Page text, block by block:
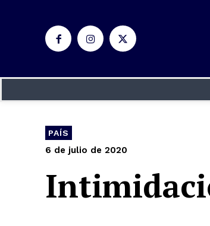
PAÍS
6 de julio de 2020